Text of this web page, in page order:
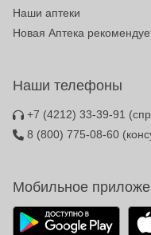
Наши аптеки
Новая Аптека
Наши телефоны
+7 (4212) 33-39-91
8 (800) 775-08-60
Мобильное